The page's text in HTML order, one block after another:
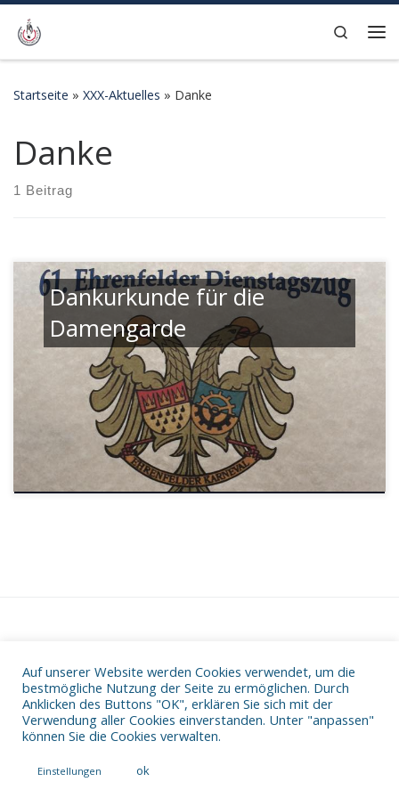
Zum Inhalt springen
Search
Startseite » XXX-Aktuelles » Danke
Danke
1 Beitrag
Dankurkunde für die
Damengarde
Datenschutz
Impressum
Auf unserer Website werden Cookies verwendet, um die
bestmögliche Nutzung der Seite zu ermöglichen. Durch
Anklicken des Buttons "OK", erklären Sie sich mit der
Verwendung aller Cookies einverstanden. Unter "anpassen"
können Sie die Cookies verwalten.
Einstellungen ok